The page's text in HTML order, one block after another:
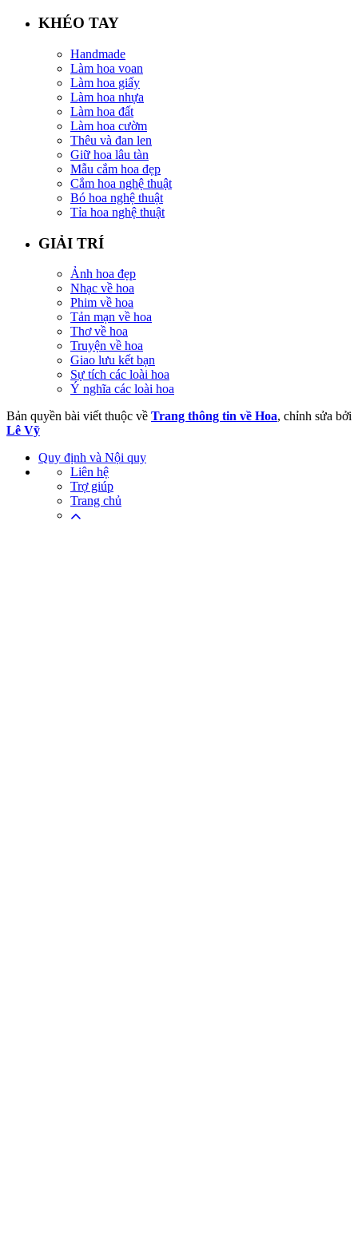
KHÉO TAY
Handmade
Làm hoa voan
Làm hoa giấy
Làm hoa nhựa
Làm hoa đất
Làm hoa cườm
Thêu và đan len
Giữ hoa lâu tàn
Mẫu cắm hoa đẹp
Cắm hoa nghệ thuật
Bó hoa nghệ thuật
Tỉa hoa nghệ thuật
GIẢI TRÍ
Ảnh hoa đẹp
Nhạc về hoa
Phim về hoa
Tản mạn về hoa
Thơ về hoa
Truyện về hoa
Giao lưu kết bạn
Sự tích các loài hoa
Ý nghĩa các loài hoa
Bản quyền bài viết thuộc về Trang thông tin về Hoa, chỉnh sửa bởi
Lê Vỹ
Quy định và Nội quy
Liên hệ
Trợ giúp
Trang chủ